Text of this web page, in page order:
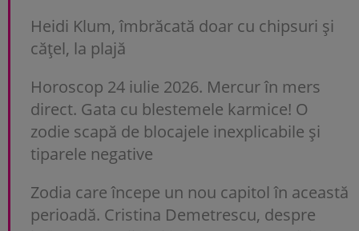
Heidi Klum, îmbrăcată doar cu chipsuri și
cățel, la plajă
Horoscop 24 iulie 2026. Mercur în mers
direct. Gata cu blestemele karmice! O
zodie scapă de blocajele inexplicabile și
tiparele negative
Zodia care începe un nou capitol în această
perioadă. Cristina Demetrescu, despre